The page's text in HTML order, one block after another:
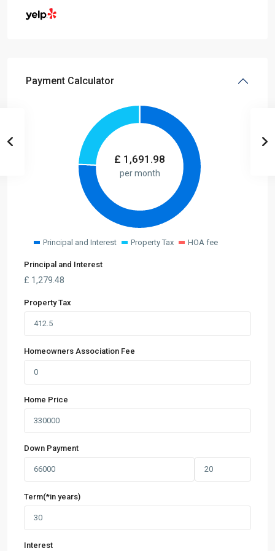
Payment Calculator
£ 1,691.98
per month
Principal and Interest Property Tax HOA fee
Principal and Interest
£ 1,279.48
Property Tax
Homeowners Association Fee
Home Price
Down Payment
Term(*in years)
Interest